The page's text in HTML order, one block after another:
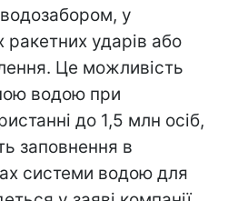
у
ударів або
Це можливість
водою при
до 1,5 млн осіб,
заповнення в
системи водою для